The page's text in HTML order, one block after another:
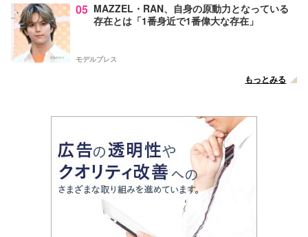
05 MAZZEL・RAN、自身の原動力となっている
存在とは「1番身近で1番偉大な存在」
モデルプレス
もっとみる